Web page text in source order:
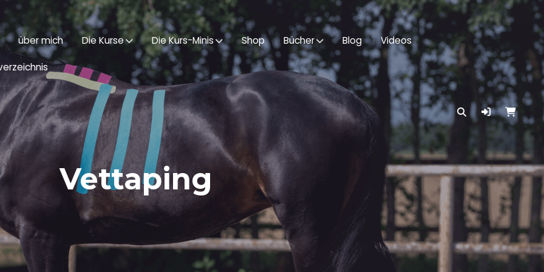
über mich Die Kurse Die Kurs-Minis Shop Bücher Blog Videos
Vettaping